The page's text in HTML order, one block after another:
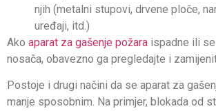
njih (metalni stupovi, drvene ploče,
uređaji, itd.)
Ako aparat za gašenje požara ispadne ili
nosača, obavezno ga pregledajte i
Postoje i drugi načini da se aparat za
manje sposobnim. Na primjer, blokada od